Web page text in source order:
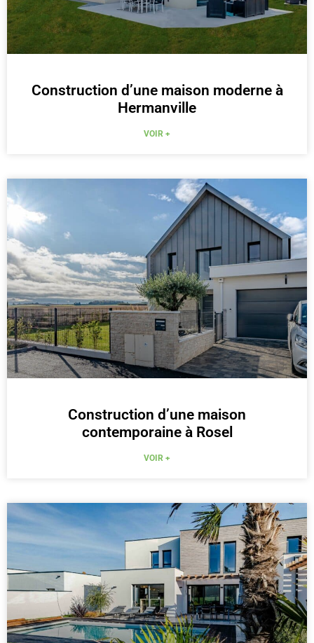
Construction d’une maison moderne à
Hermanville
VOIR +
Construction d’une maison
contemporaine à Rosel
VOIR +